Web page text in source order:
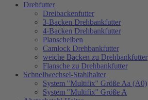
Drehfutter
Dreibackenfutter
3-Backen Drehbankfutter
4-Backen Drehbankfutter
Planscheiben
Camlock Drehbankfutter
weiche Backen zu Drehbankfutter
Flansche zu Drehbankfutter
Schnellwechsel-Stahlhalter
System "Multifix" Größe Aa (A0)
System "Multifix" Größe A